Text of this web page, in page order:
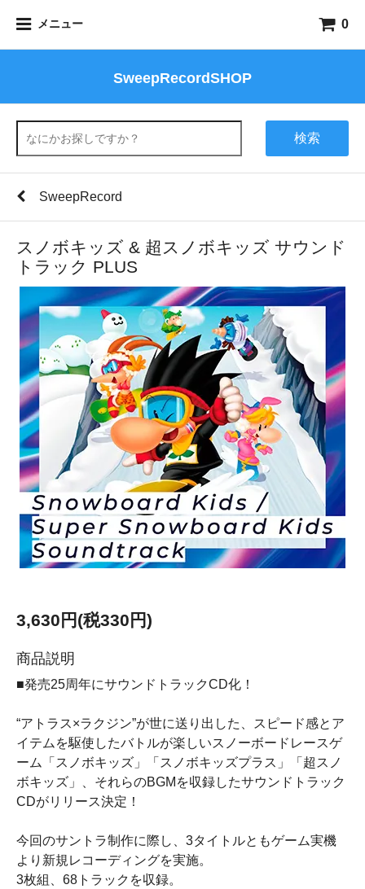
メニュー 0
SweepRecordSHOP
検索
SweepRecord
スノボキッズ & 超スノボキッズ サウンド
トラック PLUS
3,630円(税330円)
商品説明
■発売25周年にサウンドトラックCD化！
“アトラス×ラクジン”が世に送り出した、スピード感とア
イテムを駆使したバトルが楽しいスノーボードレースゲ
ーム「スノボキッズ」「スノボキッズプラス」「超スノ
ボキッズ」、それらのBGMを収録したサウンドトラック
CDがリリース決定！
今回のサントラ制作に際し、3タイトルともゲーム実機
より新規レコーディングを実施。
3枚組、68トラックを収録。